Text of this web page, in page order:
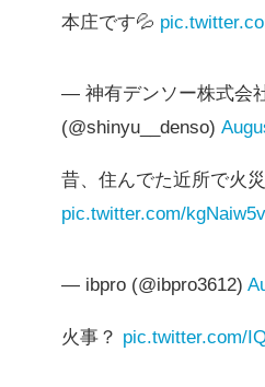
本庄です💦
— 神有デンソー株式会
(@shinyu__denso)
昔、住んでた近所で火
pic.twitter.com/
— ibpro (@ibpro3612)
火事？ pic.twitter.com/